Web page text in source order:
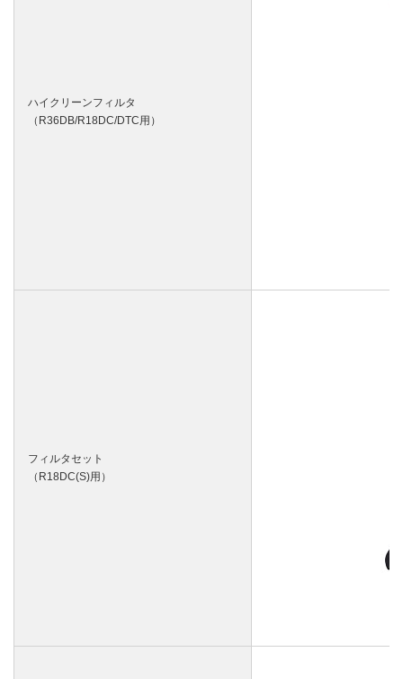
ハイクリーンフィルタ
（R36DB/R18DC/DTC用）
フィルタセット
（R18DC(S)用）